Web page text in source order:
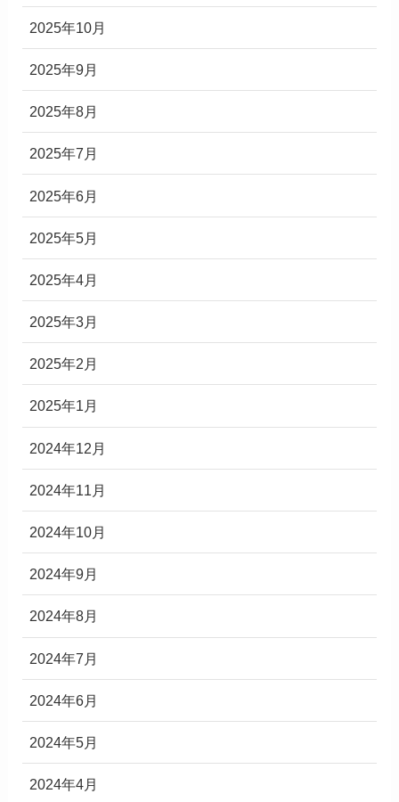
2025年10月
2025年9月
2025年8月
2025年7月
2025年6月
2025年5月
2025年4月
2025年3月
2025年2月
2025年1月
2024年12月
2024年11月
2024年10月
2024年9月
2024年8月
2024年7月
2024年6月
2024年5月
2024年4月